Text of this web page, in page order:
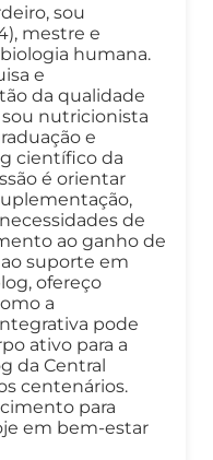
sou
mestre e
humana.
e
da qualidade
nutricionista
e
científico da
é orientar
de
ao ganho de
suporte em
ofereço
a
pode
ativo para a
da Central
centenários.
para
em bem-estar